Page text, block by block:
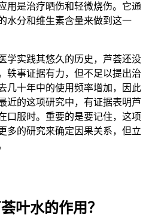
用是治疗晒伤和轻微烧伤。它通
水分和维生素含量来做到这一
学实践其悠久的历史，芦荟还没
轶事证据有力，但不足以提出治
几十年中的使用频率增加，因此
近的这项研究中，有证据表明芦
口服时。重要的是要记住，这项
多的研究来确定因果关系，但立
叶水的作用？